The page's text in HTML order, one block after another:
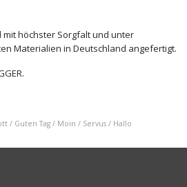
mit höchster Sorgfalt und unter
Materialien in Deutschland angefertigt.
/ Guten Tag / Moin / Servus / Hallo